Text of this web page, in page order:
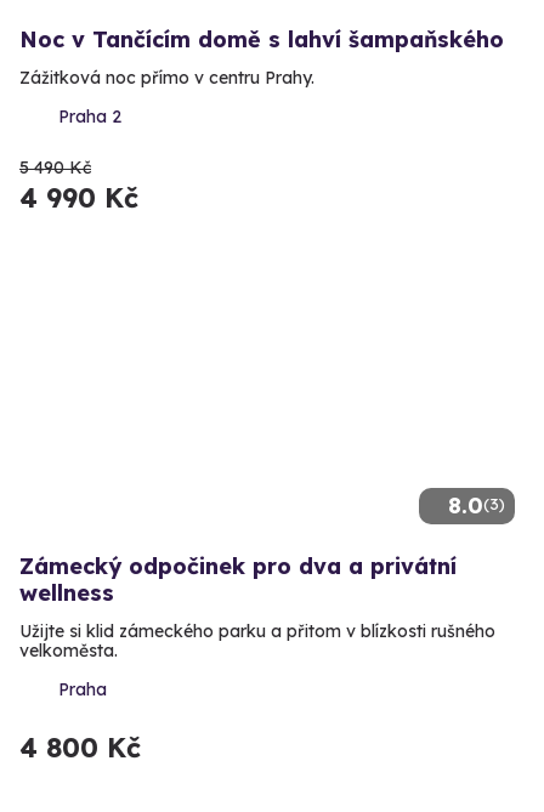
Noc v Tančícím domě s lahví šampaňského
Zážitková noc přímo v centru Prahy.
Praha 2
5 490 Kč
4 990 Kč
8.0(3)
Zámecký odpočinek pro dva a privátní
wellness
Užijte si klid zámeckého parku a přitom v blízkosti rušného
velkoměsta.
Praha
4 800 Kč